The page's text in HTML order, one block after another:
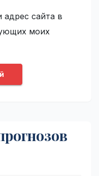
адрес сайта в
моих